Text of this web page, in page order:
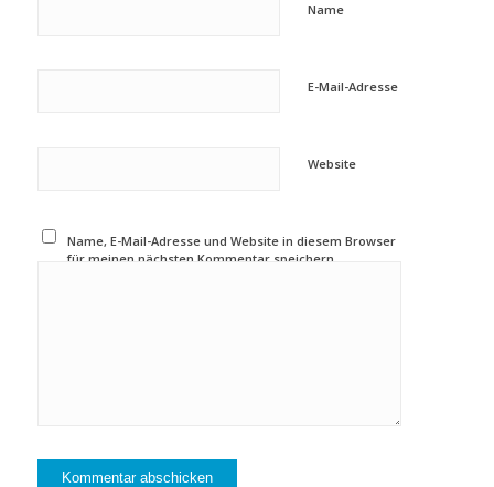
Name
E-Mail-Adresse
Website
Name, E-Mail-Adresse und Website in diesem Browser
für meinen nächsten Kommentar speichern.